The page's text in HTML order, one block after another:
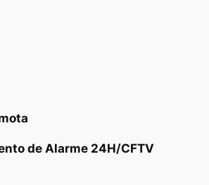
de Alarme 24H/CFTV